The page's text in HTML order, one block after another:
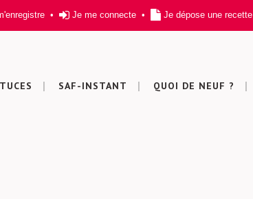
• Je me connecte • Je dépose une recette
SAF-INSTANT QUOI DE NEUF ?